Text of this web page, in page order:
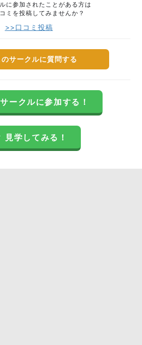
に参加されたことがある方は
ミを投稿してみませんか？
>>口コミ投稿
のサークルに質問する
ークルに参加する！
見学してみる！